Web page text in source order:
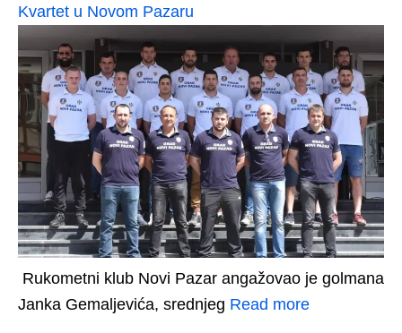
Kvartet u Novom Pazaru
Rukometni klub Novi Pazar angažovao je golmana
Janka Gemaljevića, srednjeg Read more